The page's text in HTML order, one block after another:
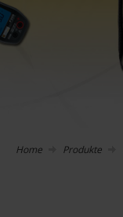
Home Produkte